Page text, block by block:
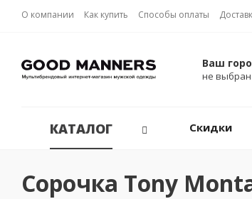
О компании Как купить Способы оплаты
Ваш
не выбран
КАТАЛОГ Скидки
Сорочка Tony